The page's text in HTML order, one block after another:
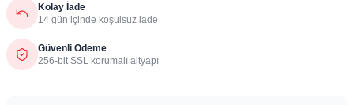
Kolay İade
14 gün içinde koşulsuz iade
Güvenli Ödeme
256-bit SSL korumalı altyapı